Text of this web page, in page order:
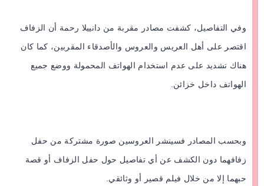
وفي التفاصيل، كشفت مصادر مقربة من دانييلا رحمة أن الزفاف
اقتصر على أهل العريس والعروس والأصدقاء المقربين، كما كان
هناك تشديد على عدم استخدام الهواتف المحمولة ووضع جميع
الهواتف داخل خزائن.
وبحسب المصادر فسينشر العروسين صورة مشتركة من حفل
زفافهما دون الكشف عن أي تفاصيل حول حفل الزفاف أو قصة
حبهما إلا من خلال فيلم قصير أو وثائقي.